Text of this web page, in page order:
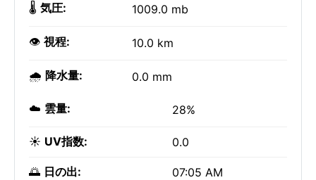
🌡️ 気圧: 1009.0 mb
👁️ 視程: 10.0 km
🌧️ 降水量: 0.0 mm
☁️ 雲量: 28%
☀️ UV指数: 0.0
🌅 日の出: 07:05 AM